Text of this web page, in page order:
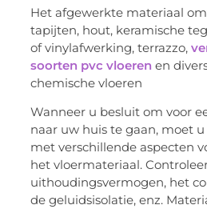
Het afgewerkte materiaal
tapijten, hout, keramische
of vinylafwerking, terrazzo,
soorten pvc vloeren en
chemische vloeren
Wanneer u besluit om voor
naar uw huis te gaan, moet
met verschillende aspecten
het vloermateriaal.
uithoudingsvermogen, het
de geluidsisolatie, enz.